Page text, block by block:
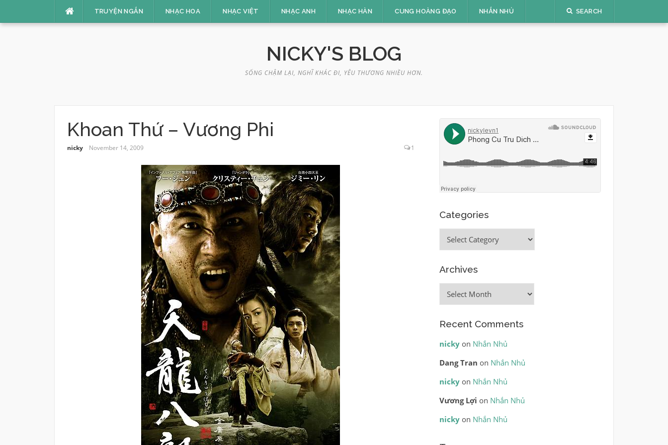
TRUYỆN NGẮN NHẠC HOA NHẠC VIỆT NHẠC ANH NHẠC HÀN CUNG HOÀNG ĐẠO NHẮN NHỦ SEARCH
NICKY'S BLOG
SỐNG CHẬM LẠI, NGHĨ KHÁC ĐI, YÊU THƯƠNG NHIỀU HƠN.
Khoan Thứ – Vương Phi
nicky November 14, 2009 1
Categories
Categories
Archives
Archives
Recent Comments
nickyon Nhắn Nhủ
Dang Tran on Nhắn Nhủ
nickyon Nhắn Nhủ
Vương Lợi on Nhắn Nhủ
nickyon Nhắn Nhủ